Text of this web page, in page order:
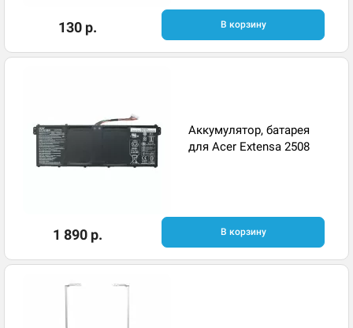
130 р. В корзину
Аккумулятор, батарея
для Acer Extensa 2508
1 890 р. В корзину